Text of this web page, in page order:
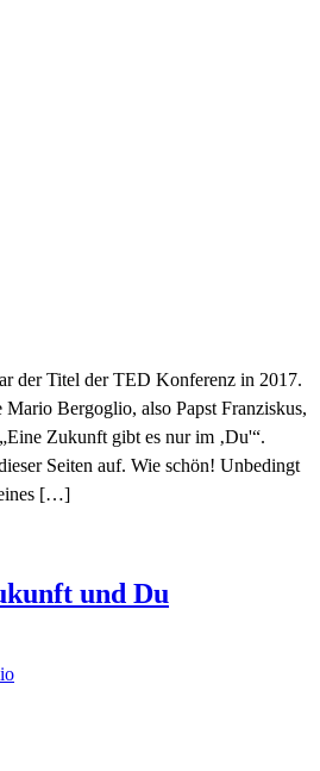
der Titel der TED Konferenz in 2017.
Bergoglio, also Papst Franziskus,
Zukunft gibt es nur im ‚Du'“.
Seiten auf. Wie schön! Unbedingt
[…]
und Du